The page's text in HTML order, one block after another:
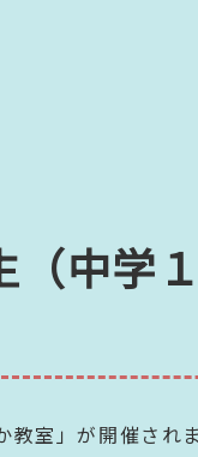
（中学
室」が開催されま